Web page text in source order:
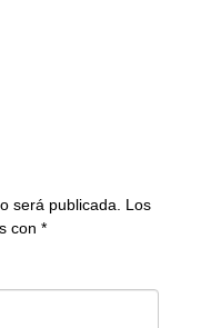
será publicada. Los
con *